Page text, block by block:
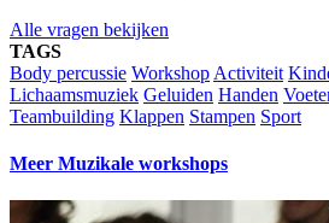
Alle vragen bekijken
TAGS
Body percussie Workshop Activiteit
Lichaamsmuziek Geluiden Handen
Teambuilding Klappen Stampen Sport
Meer Muzikale workshops